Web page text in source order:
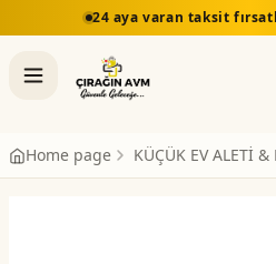
24 aya varan taksit
Home page KÜÇÜK EV ALETİ &